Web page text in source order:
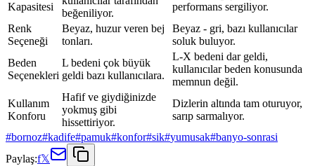
Kapasitesi
beğeniliyor.
performans sergiliyor.
Renk
Seçeneği
Beyaz, huzur veren bej
tonları.
Beyaz - gri, bazı kullanıcılar
soluk buluyor.
Beden
Seçenekleri
L bedeni çok büyük
geldi bazı kullanıcılara.
L-X bedeni dar geldi,
kullanıcılar beden konusunda
memnun değil.
Kullanım
Konforu
Hafif ve giydiğinizde
yokmuş gibi
hissettiriyor.
Dizlerin altında tam oturuyor,
sarıp sarmalıyor.
#bornoz#kadife#pamuk#konfor#sik#yumusak#banyo-sonrasi
Paylaş:f𝕏